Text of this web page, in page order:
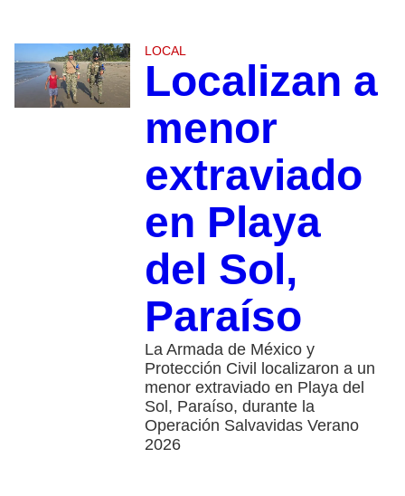
LOCAL
Localizan a
menor
extraviado
en Playa
del Sol,
Paraíso
La Armada de México y
Protección Civil localizaron a un
menor extraviado en Playa del
Sol, Paraíso, durante la
Operación Salvavidas Verano
2026